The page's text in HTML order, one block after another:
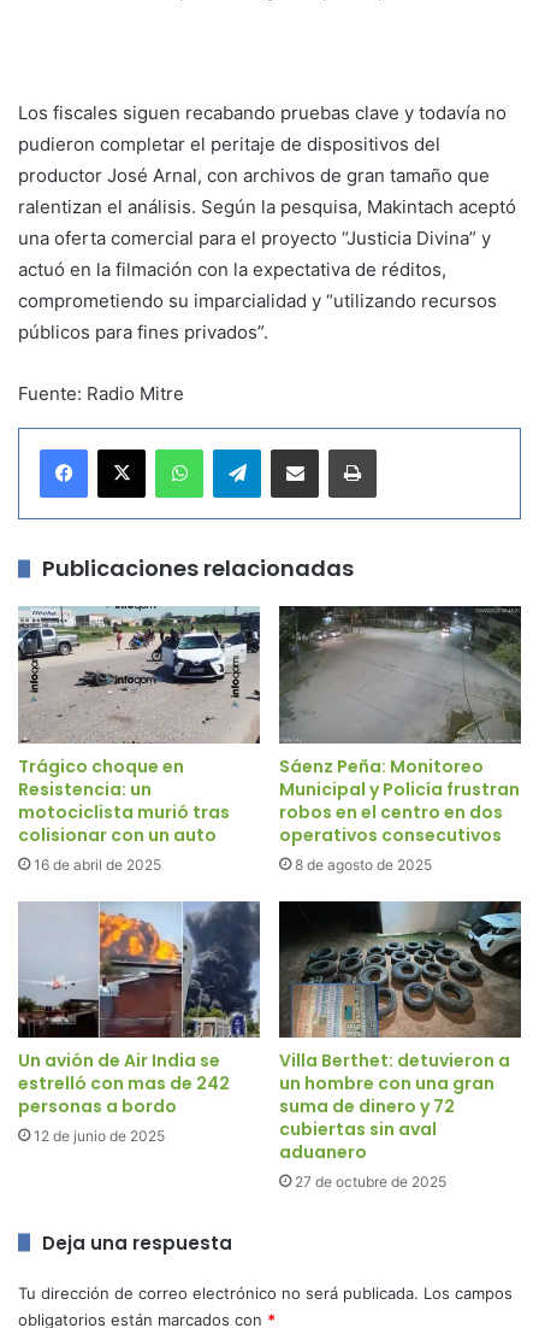
Los fiscales siguen recabando pruebas clave y todavía no
pudieron completar el peritaje de dispositivos del
productor José Arnal, con archivos de gran tamaño que
ralentizan el análisis. Según la pesquisa, Makintach aceptó
una oferta comercial para el proyecto “Justicia Divina” y
actuó en la filmación con la expectativa de réditos,
comprometiendo su imparcialidad y “utilizando recursos
públicos para fines privados”.
Fuente: Radio Mitre
Telegram
Publicaciones relacionadas
Trágico choque en
Resistencia: un
motociclista murió tras
colisionar con un auto
16 de abril de 2025
Sáenz Peña: Monitoreo
Municipal y Policía frustran
robos en el centro en dos
operativos consecutivos
8 de agosto de 2025
Un avión de Air India se
estrelló con mas de 242
personas a bordo
12 de junio de 2025
Villa Berthet: detuvieron a
un hombre con una gran
suma de dinero y 72
cubiertas sin aval
aduanero
27 de octubre de 2025
Deja una respuesta
Tu dirección de correo electrónico no será publicada. Los campos
obligatorios están marcados con *